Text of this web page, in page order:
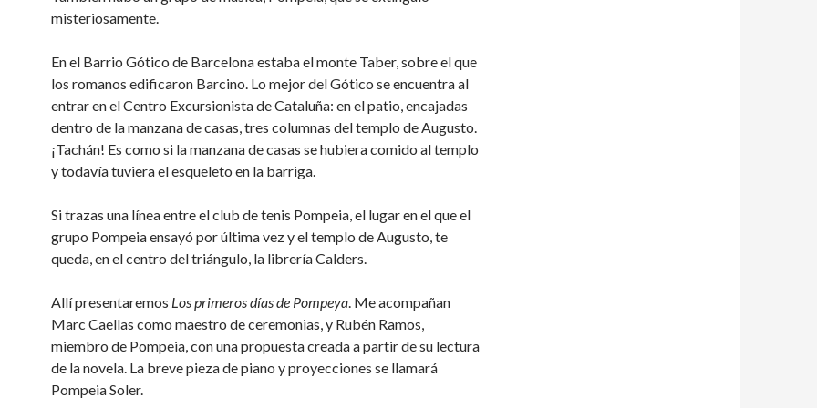
misteriosamente.
En el Barrio Gótico de Barcelona estaba el monte Taber, sobre el que
los romanos edificaron Barcino. Lo mejor del Gótico se encuentra al
entrar en el Centro Excursionista de Cataluña: en el patio, encajadas
dentro de la manzana de casas, tres columnas del templo de Augusto.
¡Tachán! Es como si la manzana de casas se hubiera comido al templo
y todavía tuviera el esqueleto en la barriga.
Si trazas una línea entre el club de tenis Pompeia, el lugar en el que el
grupo Pompeia ensayó por última vez y el templo de Augusto, te
queda, en el centro del triángulo, la librería Calders.
Allí presentaremos Los primeros días de Pompeya. Me acompañan
Marc Caellas como maestro de ceremonias, y Rubén Ramos,
miembro de Pompeia, con una propuesta creada a partir de su lectura
de la novela. La breve pieza de piano y proyecciones se llamará
Pompeia Soler.